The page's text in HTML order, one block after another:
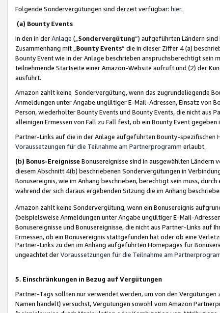
Folgende Sondervergütungen sind derzeit verfügbar: hier.
(a) Bounty Events
In den in derAnlage („ Sondervergütung“) aufgeführten Ländern
Zusammenhang mit „ Bounty Events“ die in dieser Ziffer 4 (a)
Bounty Event wie in der Anlage beschrieben anspruchsberechtigt sein
teilnehmende Startseite einer Amazon-Website aufruft und (2) der
ausführt.
Amazon zahlt keine Sondervergütung, wenn das zugrundeliegende
Anmeldungen unter Angabe ungültiger E-Mail-Adressen, Einsatz von
Person, wiederholter Bounty Events und Bounty Events, die nicht
alleinigen Ermessen von Fall zu Fall fest, ob ein Bounty Event
Partner-Links auf die in der Anlage aufgeführten Bounty-spezifischen
Voraussetzungen für die Teilnahme am Partnerprogramm erlaubt.
(b) Bonus-Ereignisse Bonusereignisse sind in ausgewählten Ländern
diesem Abschnitt 4(b) beschriebenen Sondervergütungen in
Bonusereignis, wie im Anhang beschrieben, berechtigt sein muss,
während der sich daraus ergebenden Sitzung die im Anhang
Amazon zahlt keine Sondervergütung, wenn ein Bonusereignis
(beispielsweise Anmeldungen unter Angabe ungültiger E-Mail-
Bonusereignisse und Bonusereignisse, die nicht aus Partner-Links auf
Ermessen, ob ein Bonusereignis stattgefunden hat oder ob eine
Partner-Links zu den im Anhang aufgeführten Homepages für
ungeachtet derVoraussetzungen für die Teilnahme am
5. Einschränkungen in Bezug auf Vergütungen
Partner-Tags sollten nur verwendet werden, um von den
Namen handelt) versuchst, Vergütungen sowohl vom Amazon